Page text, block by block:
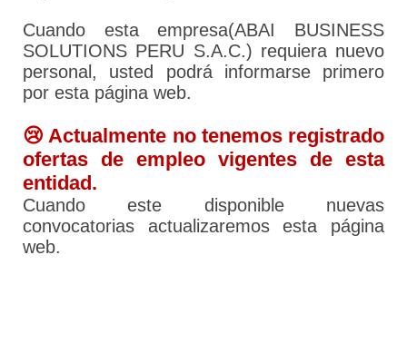
Cuando esta empresa(ABAI BUSINESS
SOLUTIONS PERU S.A.C.) requiera nuevo
personal, usted podrá informarse primero
por esta página web.
😢 Actualmente no tenemos registrado
ofertas de empleo vigentes de esta
entidad.
Cuando este disponible nuevas
convocatorias actualizaremos esta página
web.